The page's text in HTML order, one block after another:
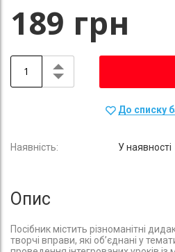
189 грн
До списку
У наявності
Опис
Посібник містить різноманітні
творчі вправи, які об’єднані у